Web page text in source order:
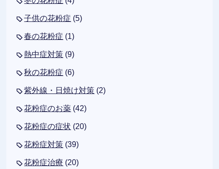
子供の花粉症 (5)
春の花粉症 (1)
熱中症対策 (9)
秋の花粉症 (6)
紫外線・日焼け対策 (2)
花粉症のお薬 (42)
花粉症の症状 (20)
花粉症対策 (39)
花粉症治療 (20)